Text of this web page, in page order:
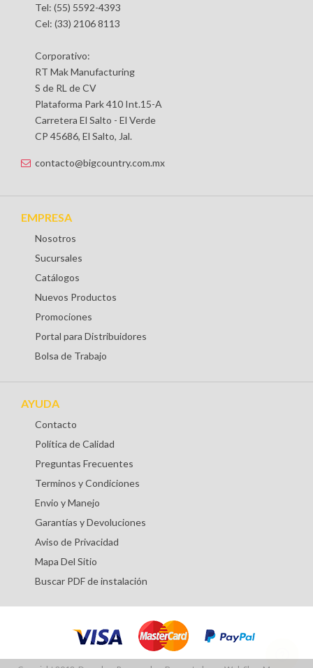
Tel: (55) 5592-4393
Cel: (33) 2106 8113
Corporativo:
RT Mak Manufacturing
S de RL de CV
Plataforma Park 410 Int.15-A
Carretera El Salto - El Verde
CP 45686, El Salto, Jal.
contacto@bigcountry.com.mx
EMPRESA
Nosotros
Sucursales
Catálogos
Nuevos Productos
Promociones
Portal para Distribuidores
Bolsa de Trabajo
AYUDA
Contacto
Política de Calidad
Preguntas Frecuentes
Terminos y Condiciones
Envio y Manejo
Garantías y Devoluciones
Aviso de Privacidad
Mapa Del Sitio
Buscar PDF de instalación